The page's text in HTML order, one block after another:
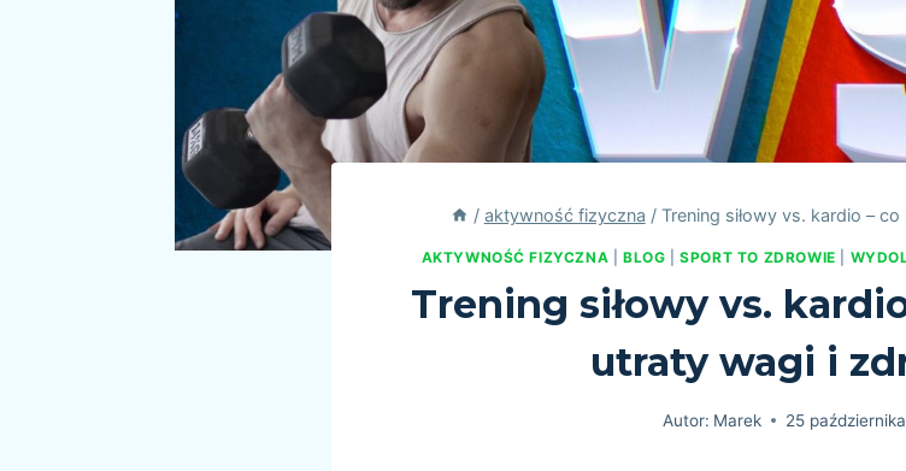
/ aktywność fizyczna / Trening siłowy vs. kardio –
AKTYWNOŚĆ FIZYCZNA |BLOG |SPORT TO ZDROWIE
Trening siłowy vs.
utraty wagi i
Autor: Marek 25